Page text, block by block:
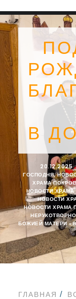
SEARCH
В
20.12.2025
ГОСПОДНЯ,
ХРАМА
НОВОСТИ
НОВОСТИ
НОВОСТИ ХРАМА
БОЖИЕЙ МАТЕРИ
ГЛАВНАЯ